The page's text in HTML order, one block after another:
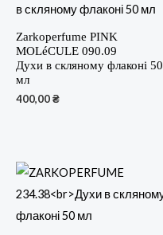
Zarkoperfume PINK
MOLéCULE 090.09
Духи в скляному флаконі 50
мл
400,00₴